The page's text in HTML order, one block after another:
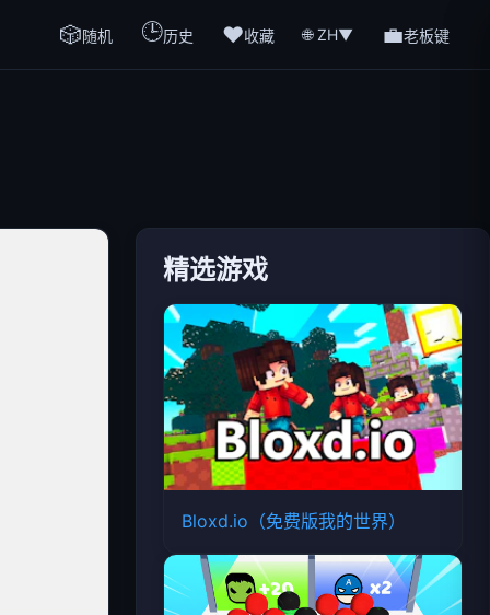
🎲随机 🕒历史 ❤️收藏 🌐 ZH▼ 💼老板键
精选游戏
Bloxd.io（免费版我的世界）